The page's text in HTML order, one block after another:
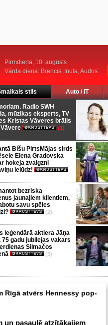
Pirmdiena, 10. augusts
Vārda diena: Brencis, Inuta, Audris
stils Auto / IT
Radio SWH
mūzikas eksperts, TV
Kristas Vāveres brālis
(1)
Bišu PirtsMājas sirds
Elena Gradovska
hokeja zvaigzni
ielūdz!
bezriska
jaunajiem klientiem,
savu spēles
(2)
leģendārā aktiera Jāņa
75 gadu jubilejas vakars
Silmačos
(3)
Rīgā atvērs Hennessy pop-
un pasaulē atzītākajiem